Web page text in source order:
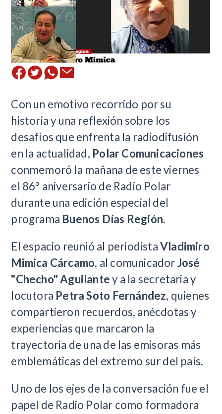
Con un emotivo recorrido por su
historia y una reflexión sobre los
desafíos que enfrenta la radiodifusión
en la actualidad, Polar Comunicaciones
conmemoró la mañana de este viernes
el 86° aniversario de Radio Polar
durante una edición especial del
programa Buenos Días Región.
El espacio reunió al periodistaVladimiro
Mimica Cárcamo, al comunicadorJosé
"Checho" Aguilantey a la secretaria y
locutora Petra Soto Fernández, quienes
compartieron recuerdos, anécdotas y
experiencias que marcaron la
trayectoria de una de las emisoras más
emblemáticas del extremo sur del país.
Uno de los ejes de la conversación fue el
papel de Radio Polar como formadora